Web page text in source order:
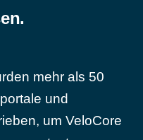
mehr als 50
und
um VeloCore